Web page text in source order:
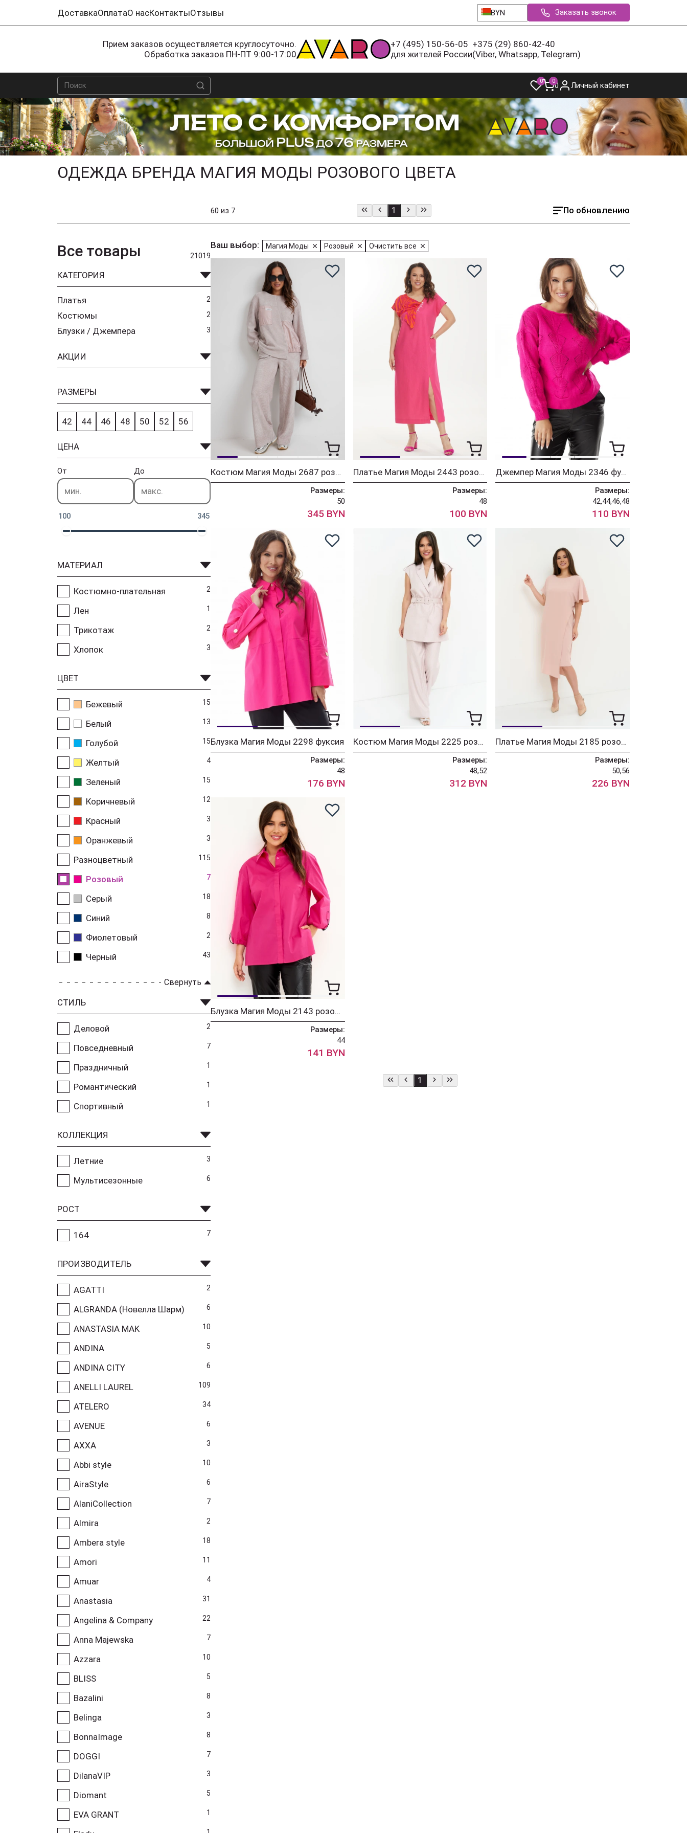
ДоставкаОплатаО насКонтактыОтзывы BYN Заказать звонок
Прием заказов осуществляется круглосуточно.
Обработка заказов ПН-ПТ 9:00-17:00
+7 (495) 150-56-05
для жителей России
+375 (29) 860-42-40
(Viber, Whatsapp, Telegram)
0 00 Личный кабинет
ОДЕЖДА БРЕНДА МАГИЯ МОДЫ РОЗОВОГО ЦВЕТА
60 из 7 По обновлению
1
Все товары 21019
КАТЕГОРИЯ
Платья 2
Костюмы 2
Блузки / Джемпера 3
АКЦИИ
РАЗМЕРЫ
42 44 46 48 50 52 56
ЦЕНА
От До
100 345
МАТЕРИАЛ
Костюмно-плательная 2
Лен 1
Трикотаж 2
Хлопок 3
ЦВЕТ
Бежевый 15
Белый 13
Голубой 15
Желтый 4
Зеленый 15
Коричневый 12
Красный 3
Оранжевый 3
Разноцветный 115
Розовый 7
Серый 18
Синий 8
Фиолетовый 2
Черный 43
Свернуть
СТИЛЬ
Деловой 2
Повседневный 7
Праздничный 1
Романтический 1
Спортивный 1
КОЛЛЕКЦИЯ
Летние 3
Мультисезонные 6
РОСТ
164 7
ПРОИЗВОДИТЕЛЬ
AGATTI 2
ALGRANDA (Новелла Шарм) 6
ANASTASIA MAK 10
ANDINA 5
ANDINA CITY 6
ANELLI LAUREL 109
ATELERO 34
AVENUE 6
AXXA 3
Abbi style 10
AiraStyle 6
AlaniCollection 7
Almira 2
Ambera style 18
Amori 11
Amuar 4
Anastasia 31
Angelina & Company 22
Anna Majewska 7
Azzara 10
BLISS 5
Bazalini 8
Belinga 3
BonnaImage 8
DOGGI 7
DilanaVIP 3
Diomant 5
EVA GRANT 1
Ваш выбор: Магия Моды Розовый Очистить все
Костюм Магия Моды 2687 розовый
Размеры:
50
345 BYN
Платье Магия Моды 2443 розовый
Размеры:
48
100 BYN
Джемпер Магия Моды 2346 фуксия
Размеры:
42,44,46,48
110 BYN
Блузка Магия Моды 2298 фуксия
Размеры:
48
176 BYN
Костюм Магия Моды 2225 розовый (гусиная лапка)
Размеры:
48,52
312 BYN
Платье Магия Моды 2185 розовый
Размеры:
50,56
226 BYN
Блузка Магия Моды 2143 розовый
Размеры:
44
141 BYN
1